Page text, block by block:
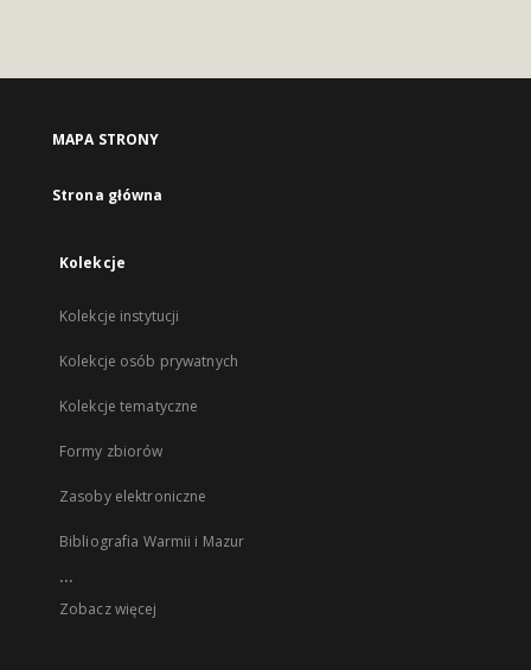
MAPA STRONY
Strona główna
Kolekcje
Kolekcje instytucji
Kolekcje osób prywatnych
Kolekcje tematyczne
Formy zbiorów
Zasoby elektroniczne
Bibliografia Warmii i Mazur
...
Zobacz więcej